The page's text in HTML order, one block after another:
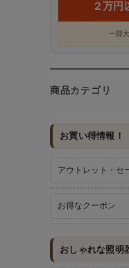
２万円
一部
商品カテゴリ
お買い得情報！
アウトレット・セ
お得なクーポン
おしゃれな照明